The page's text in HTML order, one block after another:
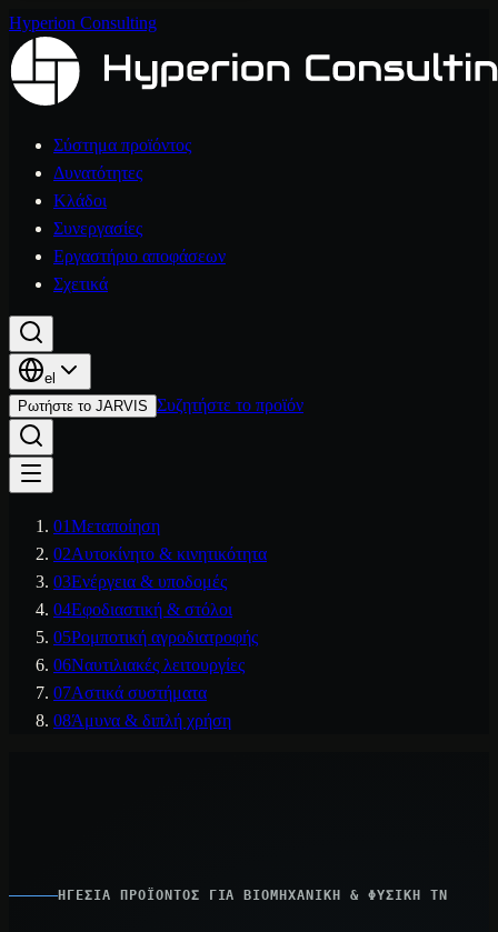
Hyperion Consulting
Σύστημα προϊόντος
Δυνατότητες
Κλάδοι
Συνεργασίες
Εργαστήριο αποφάσεων
Σχετικά
el
Ρωτήστε το JARVIS Συζητήστε το προϊόν
01Μεταποίηση
02Αυτοκίνητο & κινητικότητα
03Ενέργεια & υποδομές
04Εφοδιαστική & στόλοι
05Ρομποτική αγροδιατροφής
06Ναυτιλιακές λειτουργίες
07Αστικά συστήματα
08Άμυνα & διπλή χρήση
ΗΓΕΣΊΑ ΠΡΟΪΌΝΤΟΣ ΓΙΑ ΒΙΟΜΗΧΑΝΙΚΉ & ΦΥΣΙΚΉ ΤΝ